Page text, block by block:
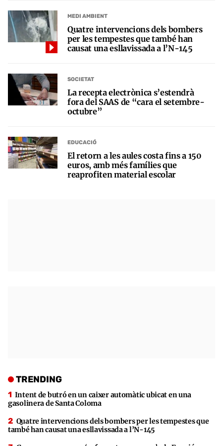
MEDI AMBIENT
Quatre intervencions dels bombers
per les tempestes que també han
causat una esllavissada a l’N-145
SOCIETAT
La recepta electrònica s’estendrà
fora del SAAS de “cara el setembre-
octubre”
EDUCACIÓ
El retorn a les aules costa fins a 150
euros, amb més famílies que
reaprofiten material escolar
TRENDING
Intent de butró en un caixer automàtic ubicat en una
gasolinera de Santa Coloma
Quatre intervencions dels bombers per les tempestes que
també han causat una esllavissada a l’N-145